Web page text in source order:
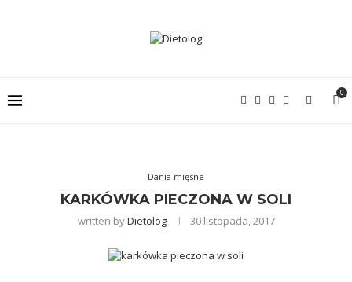
0
Dania mięsne
KARKÓWKA PIECZONA W SOLI
written byDietolog 30 listopada, 2017